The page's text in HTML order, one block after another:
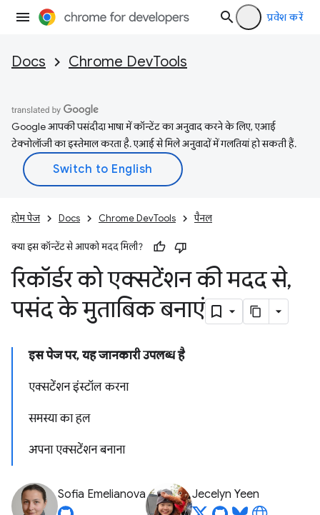
प्रवेश करें
Docs Chrome DevTools
Google आपकी पसंदीदा भाषा में कॉन्टेंट का अनुवाद करने के लिए, एआई
टेक्नोलॉजी का इस्तेमाल करता है. एआई से मिले अनुवादों में गलतियां हो सकती हैं.
होम पेज Docs Chrome DevTools पैनल
क्या इस कॉन्टेंट से आपको मदद मिली?
रिकॉर्डर को एक्सटेंशन की मदद से,
पसंद के मुताबिक बनाएं
इस पेज पर, यह जानकारी उपलब्ध है
एक्सटेंशन इंस्टॉल करना
समस्या का हल
अपना एक्सटेंशन बनाना
Sofia Emelianova Jecelyn Yeen